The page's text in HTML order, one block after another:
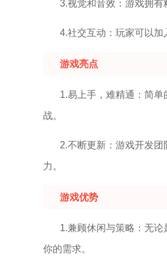
3.视觉和音效：游戏拥有
4.社交互动：玩家可以加
游戏亮点
1.易上手，难精通：简
战。
2.不断更新：游戏开发团
力。
游戏优势
1.兼顾休闲与策略：无
你的需求。